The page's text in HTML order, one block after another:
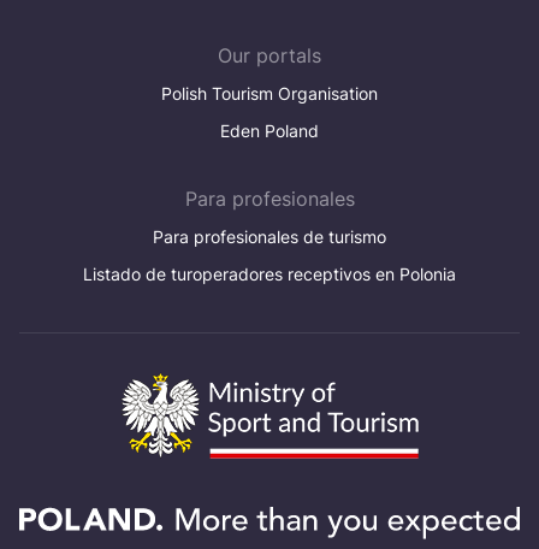
Our portals
Polish Tourism Organisation
Eden Poland
Para profesionales
Para profesionales de turismo
Listado de turoperadores receptivos en Polonia